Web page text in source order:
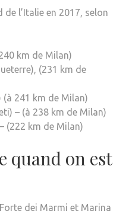
de l’Italie en 2017, selon
km de Milan)
(231 km de
(à 241 km de Milan)
– (à 238 km de Milan)
(222 km de Milan)
quand on est
dei Marmi et Marina